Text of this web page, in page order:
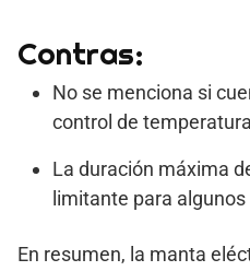
Contras:
No se menciona si
control de
La duración máxima
limitante para
En resumen, la manta